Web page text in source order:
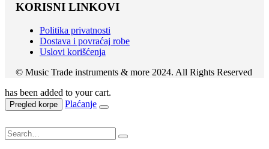
KORISNI LINKOVI
Politika privatnosti
Dostava i povraćaj robe
Uslovi korišćenja
© Music Trade instruments & more 2024. All Rights Reserved
has been added to your cart.
Pregled korpe Plaćanje